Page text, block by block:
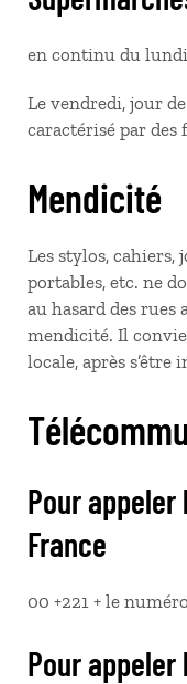
en continu du lundi
Le vendredi, jour
caractérisé par
Mendicité
Les stylos, cahiers,
portables, etc. ne
au hasard des rues
mendicité. Il
locale, après s’être
Pour appeler
France
00 +221 + le
Pour appeler